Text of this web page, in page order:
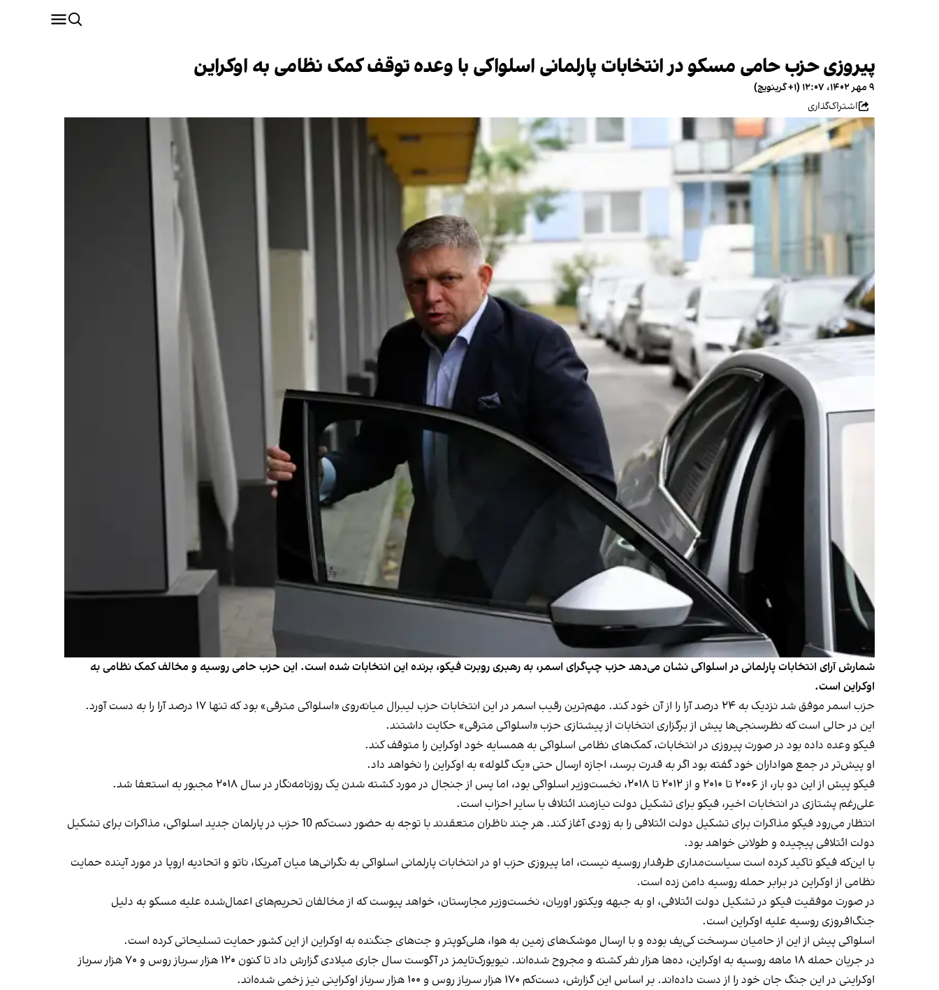
پیروزی حزب حامی مسکو در انتخابات پارلمانی اسلواکی با وعده توقف کمک نظامی به اوکراین
۹ مهر ۱۴۰۲، ۱۲:۰۷ (‎+۱ گرینویچ)
اشتراک‌گذاری
شمارش آرای انتخابات پارلمانی در اسلواکی نشان می‌دهد حزب چپ‌گرای اسمر، به رهبری روبرت فیکو، برنده این انتخابات شده است. این حزب حامی روسیه و مخالف کمک نظامی به
اوکراین است.
حزب اسمر موفق شد نزدیک به ۲۴ درصد آرا را از آن خود کند. مهم‌ترین رقیب اسمر در این انتخابات حزب لیبرال میانه‌روی «اسلواکی مترقی» بود که تنها ۱۷ درصد آرا را به دست آورد.
این در حالی است که نظرسنجی‌ها پیش از برگزاری انتخابات از پیشتازی حزب «اسلواکی مترقی» حکایت داشتند.
فیکو وعده داده بود در صورت پیروزی در انتخابات، کمک‌های نظامی اسلواکی به همسایه خود اوکراین را متوقف کند.
او پیش‌تر در جمع هواداران خود گفته بود اگر به قدرت برسد، اجازه ارسال حتی «یک گلوله» به اوکراین را نخواهد داد.
فیکو پیش از این دو بار، از ۲۰۰۶ تا ۲۰۱۰ و از ۲۰۱۲ تا ۲۰۱۸، نخست‌وزیر اسلواکی بود، اما پس از جنجال در مورد کشته شدن یک روزنامه‌نگار در سال ۲۰۱۸ مجبور به استعفا شد.
علی‌رغم پشتازی در انتخابات اخیر، فیکو برای تشکیل دولت نیازمند ائتلاف با سایر احزاب است.
انتظار می‌رود فیکو مذاکرات برای تشکیل دولت ائتلافی را به زودی آغاز کند. هر چند ناظران متعقدند با توجه به حضور دست‌کم 10 حزب در پارلمان جدید اسلواکی، مذاکرات برای تشکیل
دولت ائتلافی پیچیده و طولانی خواهد بود.
با این‌که فیکو تاکید کرده است سیاست‌مداری طرفدار روسیه نیست، اما پیروزی حزب او در انتخابات پارلمانی اسلواکی به نگرانی‌ها میان آمریکا، ناتو و اتحادیه اروپا در مورد آینده حمایت
نظامی از اوکراین در برابر حمله روسیه دامن زده است.
در صورت موفقیت فیکو در تشکیل دولت ائتلافی، او به جبهه ویکتور اوربان، نخست‌وزیر مجارستان، خواهد پیوست که از مخالفان تحریم‌های اعمال‌شده علیه مسکو به دلیل
جنگ‌افروزی روسیه علیه اوکراین است.
اسلواکی پیش از این از حامیان سرسخت کی‌یف بوده و با ارسال موشک‌های زمین به هوا، هلی‌کوپتر و جت‌های جنگنده به اوکراین از این کشور حمایت تسلیحاتی کرده است.
در جریان حمله ۱۸ ماهه روسیه به اوکراین، ده‌ها هزار نفر کشته و مجروح شده‌اند. نیویورک‌تایمز در آگوست سال جاری میلادی گزارش داد تا کنون ۱۲۰ هزار سرباز روس و ۷۰ هزار سرباز
اوکراینی در این جنگ جان خود را از دست داده‌اند. بر اساس این گزارش، دست‌کم ۱۷۰ هزار سرباز روس و ۱۰۰ هزار سرباز اوکراینی نیز زخمی شده‌اند.